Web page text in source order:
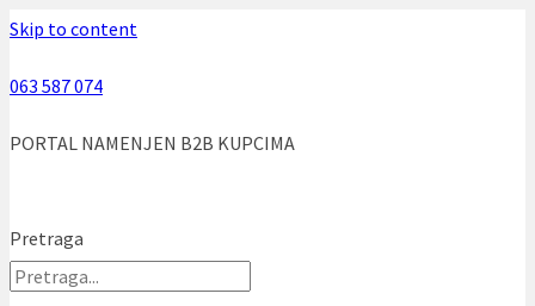
Skip to content
063 587 074
PORTAL NAMENJEN B2B KUPCIMA
Pretraga